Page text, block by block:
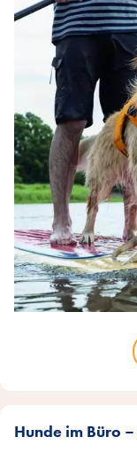
Hunde im Büro